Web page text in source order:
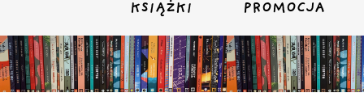
KSIĄŻKI PROMOCJA